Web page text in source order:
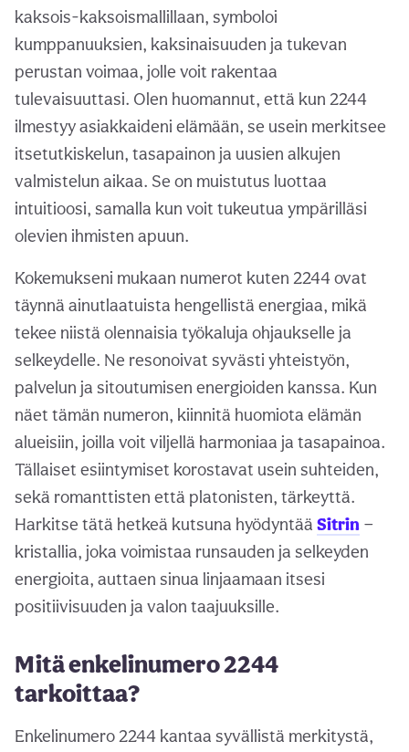
kaksois-kaksoismallillaan, symboloi
kumppanuuksien, kaksinaisuuden ja tukevan
perustan voimaa, jolle voit rakentaa
tulevaisuuttasi. Olen huomannut, että kun 2244
ilmestyy asiakkaideni elämään, se usein merkitsee
itsetutkiskelun, tasapainon ja uusien alkujen
valmistelun aikaa. Se on muistutus luottaa
intuitioosi, samalla kun voit tukeutua ympärilläsi
olevien ihmisten apuun.
Kokemukseni mukaan numerot kuten 2244 ovat
täynnä ainutlaatuista hengellistä energiaa, mikä
tekee niistä olennaisia työkaluja ohjaukselle ja
selkeydelle. Ne resonoivat syvästi yhteistyön,
palvelun ja sitoutumisen energioiden kanssa. Kun
näet tämän numeron, kiinnitä huomiota elämän
alueisiin, joilla voit viljellä harmoniaa ja tasapainoa.
Tällaiset esiintymiset korostavat usein suhteiden,
sekä romanttisten että platonisten, tärkeyttä.
Harkitse tätä hetkeä kutsuna hyödyntää Sitrin —
kristallia, joka voimistaa runsauden ja selkeyden
energioita, auttaen sinua linjaamaan itsesi
positiivisuuden ja valon taajuuksille.
Mitä enkelinumero 2244
tarkoittaa?
Enkelinumero 2244 kantaa syvällistä merkitystä,